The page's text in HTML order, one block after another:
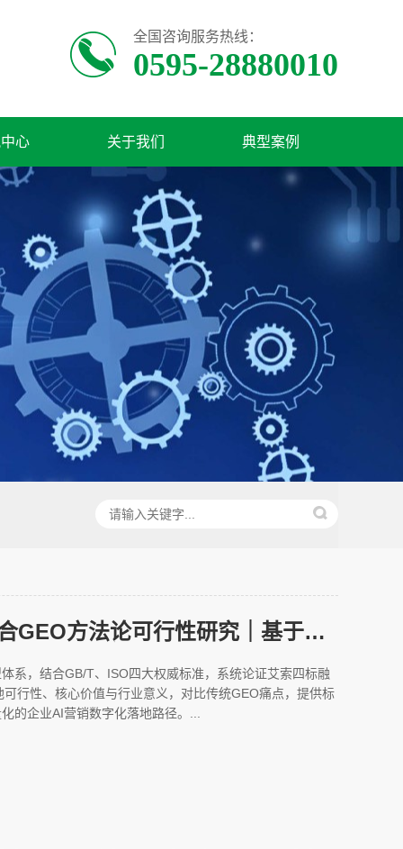
全国咨询服务热线：
0595-28880010
心 关于我们 典型案例
艾索四标融合GEO方法论可行性研究｜基于数字化转型的价值、落地与行业意义
系，结合GB/T、ISO四大权威标准，系统论证艾索四标融
行性、核心价值与行业意义，对比传统GEO痛点，提供标
的企业AI营销数字化落地路径。...